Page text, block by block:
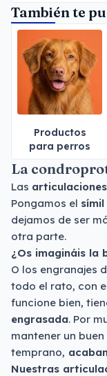
También te
Productos
para perros
La
Las
Pongamos el
dejamos de ser
otra parte.
¿Os imagináis la
O los engranajes
todo el rato, con
funcione bien,
engrasada. Por
mantener un
temprano,
Nuestras